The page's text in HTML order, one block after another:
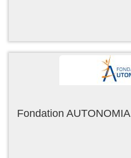
Fondation AUTONOMIA